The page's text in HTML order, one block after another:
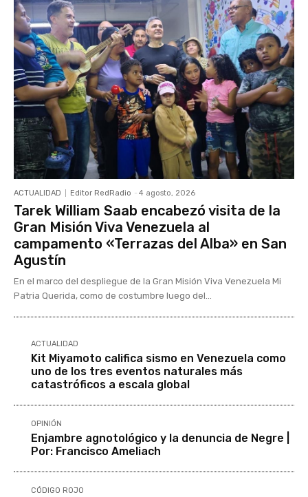
ACTUALIDAD Editor RedRadio - 4 agosto, 2026
Tarek William Saab encabezó visita de la
Gran Misión Viva Venezuela al
campamento «Terrazas del Alba» en San
Agustín
En el marco del despliegue de la Gran Misión Viva Venezuela Mi
Patria Querida, como de costumbre luego del...
ACTUALIDAD
Kit Miyamoto califica sismo en Venezuela como
uno de los tres eventos naturales más
catastróficos a escala global
OPINIÓN
Enjambre agnotológico y la denuncia de Negre |
Por: Francisco Ameliach
CÓDIGO ROJO